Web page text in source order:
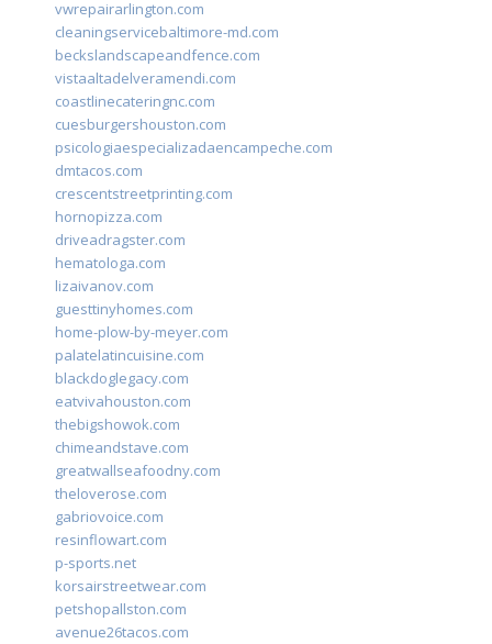
vwrepairarlington.com
cleaningservicebaltimore-md.com
beckslandscapeandfence.com
vistaaltadelveramendi.com
coastlinecateringnc.com
cuesburgershouston.com
psicologiaespecializadaencampeche.com
dmtacos.com
crescentstreetprinting.com
hornopizza.com
driveadragster.com
hematologa.com
lizaivanov.com
guesttinyhomes.com
home-plow-by-meyer.com
palatelatincuisine.com
blackdoglegacy.com
eatvivahouston.com
thebigshowok.com
chimeandstave.com
greatwallseafoodny.com
theloverose.com
gabriovoice.com
resinflowart.com
p-sports.net
korsairstreetwear.com
petshopallston.com
avenue26tacos.com